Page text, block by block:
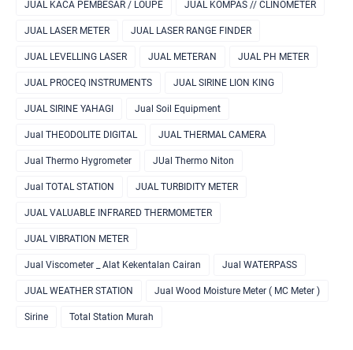
JUAL KACA PEMBESAR / LOUPE JUAL KOMPAS // CLINOMETER
JUAL LASER METER JUAL LASER RANGE FINDER
JUAL LEVELLING LASER JUAL METERAN JUAL PH METER
JUAL PROCEQ INSTRUMENTS JUAL SIRINE LION KING
JUAL SIRINE YAHAGI Jual Soil Equipment
Jual THEODOLITE DIGITAL JUAL THERMAL CAMERA
Jual Thermo Hygrometer JUal Thermo Niton
Jual TOTAL STATION JUAL TURBIDITY METER
JUAL VALUABLE INFRARED THERMOMETER
JUAL VIBRATION METER
Jual Viscometer _ Alat Kekentalan Cairan Jual WATERPASS
JUAL WEATHER STATION Jual Wood Moisture Meter ( MC Meter )
Sirine Total Station Murah